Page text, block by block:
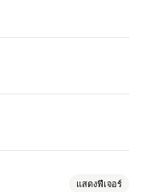
แสดงฟีเจอร์